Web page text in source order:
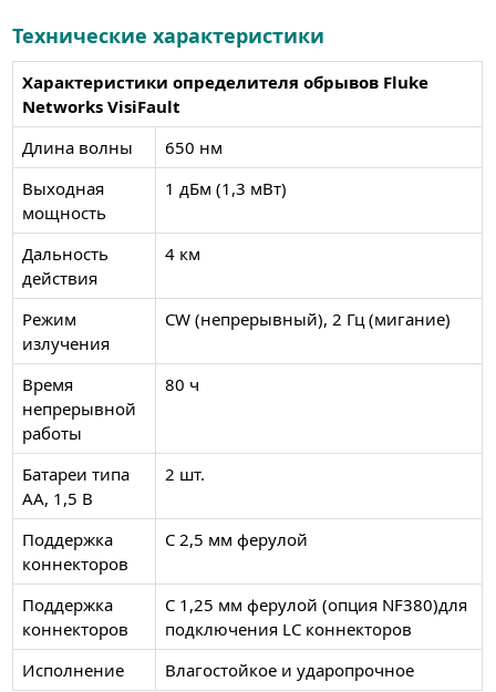
Технические характеристики
Характеристики определителя обрывов Fluke
Networks VisiFault
Длина волны
650 нм
Выходная
мощность
1 дБм (1,3 мВт)
Дальность
действия
4 км
Режим
излучения
CW (непрерывный), 2 Гц (мигание)
Время
непрерывной
работы
80 ч
Батареи типа
АА, 1,5 В
2 шт.
Поддержка
коннекторов
С 2,5 мм ферулой
Поддержка
коннекторов
С 1,25 мм ферулой (опция NF380)для
подключения LC коннекторов
Исполнение
Влагостойкое и ударопрочное